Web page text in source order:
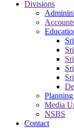
Divisions
Planning
Media
NSBS
Contact